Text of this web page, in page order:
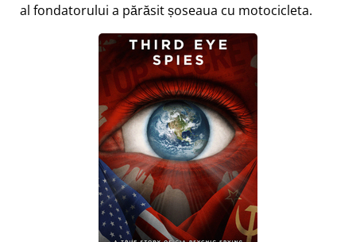
al fondatorului a părăsit șoseaua cu motocicleta.